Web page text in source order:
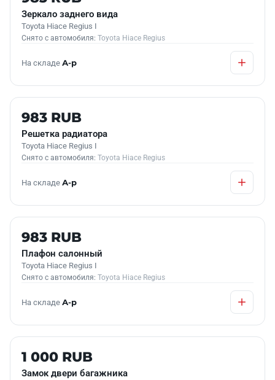
Зеркало заднего вида
Toyota Hiace Regius I
Снято с автомобиля: Toyota Hiace Regius
На складе А-р
Б/У В НАЛИЧИИ
983 RUB
Решетка радиатора
Toyota Hiace Regius I
Снято с автомобиля: Toyota Hiace Regius
На складе А-р
Б/У В НАЛИЧИИ
983 RUB
Плафон салонный
Toyota Hiace Regius I
Снято с автомобиля: Toyota Hiace Regius
На складе А-р
Б/У В НАЛИЧИИ
1 000 RUB
Замок двери багажника